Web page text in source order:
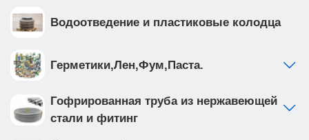
Водоотведение и пластиковые колодца
Герметики,Лен,Фум,Паста.
Гофрированная труба из нержавеющей
стали и фитинг